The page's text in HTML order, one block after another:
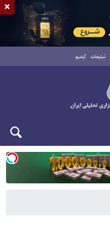
تبلیغات آرشیو
×